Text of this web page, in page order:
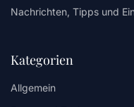
Nachrichten, Tipps und
Kategorien
Allgemein